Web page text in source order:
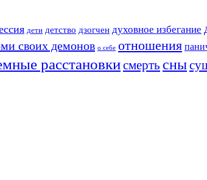
дети детство дзогчен духовное избегание
своих демонов о себе отношения
расстановкисмерть сны